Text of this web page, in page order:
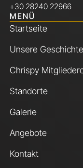
+30 28240 22966
MENÜ
Startseite
Unsere Geschichte
Chrispy
Standorte
Galerie
Angebote
Kontakt